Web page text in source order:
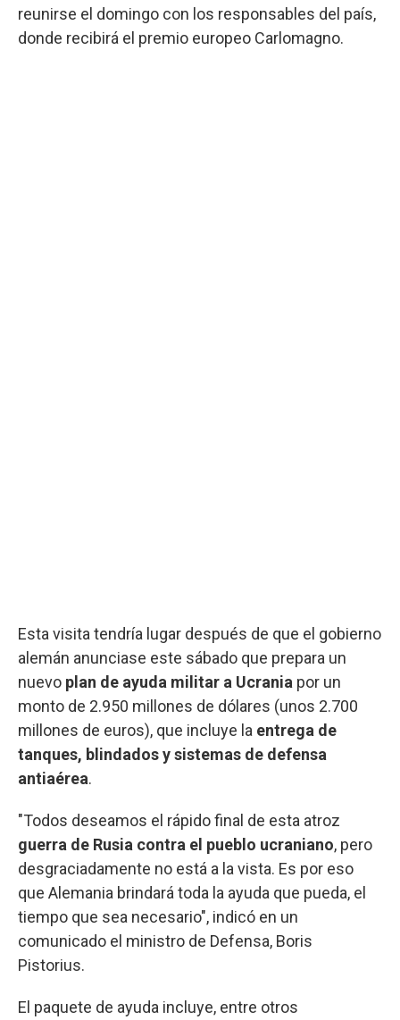
reunirse el domingo con los responsables del país,
donde recibirá el premio europeo Carlomagno.
Esta visita tendría lugar después de que el gobierno
alemán anunciase este sábado que prepara un
nuevo plan de ayuda militar a Ucrania por un
monto de 2.950 millones de dólares (unos 2.700
millones de euros), que incluye la entrega de
tanques, blindados y sistemas de defensa
antiaérea.
"Todos deseamos el rápido final de esta atroz
guerra de Rusia contra el pueblo ucraniano, pero
desgraciadamente no está a la vista. Es por eso
que Alemania brindará toda la ayuda que pueda, el
tiempo que sea necesario", indicó en un
comunicado el ministro de Defensa, Boris
Pistorius.
El paquete de ayuda incluye, entre otros